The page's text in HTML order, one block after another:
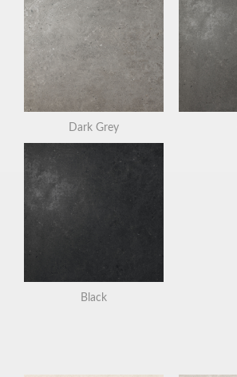
Dark Grey
Black